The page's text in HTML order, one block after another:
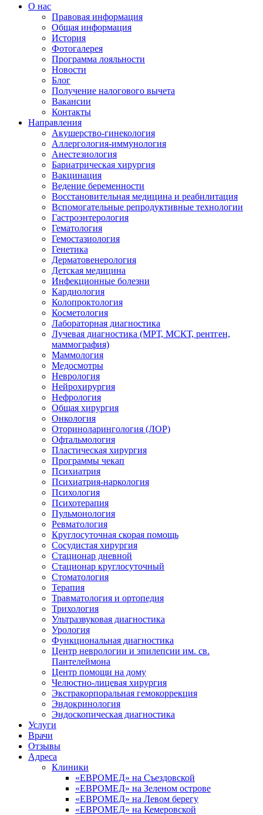
О нас
Правовая информация
Общая информация
История
Фотогалерея
Программа лояльности
Новости
Блог
Получение налогового вычета
Вакансии
Контакты
Направления
Акушерство-гинекология
Аллергология-иммунология
Анестезиология
Бариатрическая хирургия
Вакцинация
Ведение беременности
Восстановительная медицина и реабилитация
Вспомогательные репродуктивные технологии
Гастроэнтерология
Гематология
Гемостазиология
Генетика
Дерматовенерология
Детская медицина
Инфекционные болезни
Кардиология
Колопроктология
Косметология
Лабораторная диагностика
Лучевая диагностика (МРТ, МСКТ, рентген,
маммография)
Маммология
Медосмотры
Неврология
Нейрохирургия
Нефрология
Общая хирургия
Онкология
Оториноларингология (ЛОР)
Офтальмология
Пластическая хирургия
Программы чекап
Психиатрия
Психиатрия-наркология
Психология
Психотерапия
Пульмонология
Ревматология
Круглосуточная скорая помощь
Сосудистая хирургия
Стационар дневной
Стационар круглосуточный
Стоматология
Терапия
Травматология и ортопедия
Трихология
Ультразвуковая диагностика
Урология
Функциональная диагностика
Центр неврологии и эпилепсии им. св.
Пантелеймона
Центр помощи на дому
Челюстно-лицевая хирургия
Экстракорпоральная гемокоррекция
Эндокринология
Эндоскопическая диагностика
Услуги
Врачи
Отзывы
Адреса
Клиники
«ЕВРОМЕД» на Съездовской
«ЕВРОМЕД» на Зеленом острове
«ЕВРОМЕД» на Левом берегу
«ЕВРОМЕД» на Кемеровской